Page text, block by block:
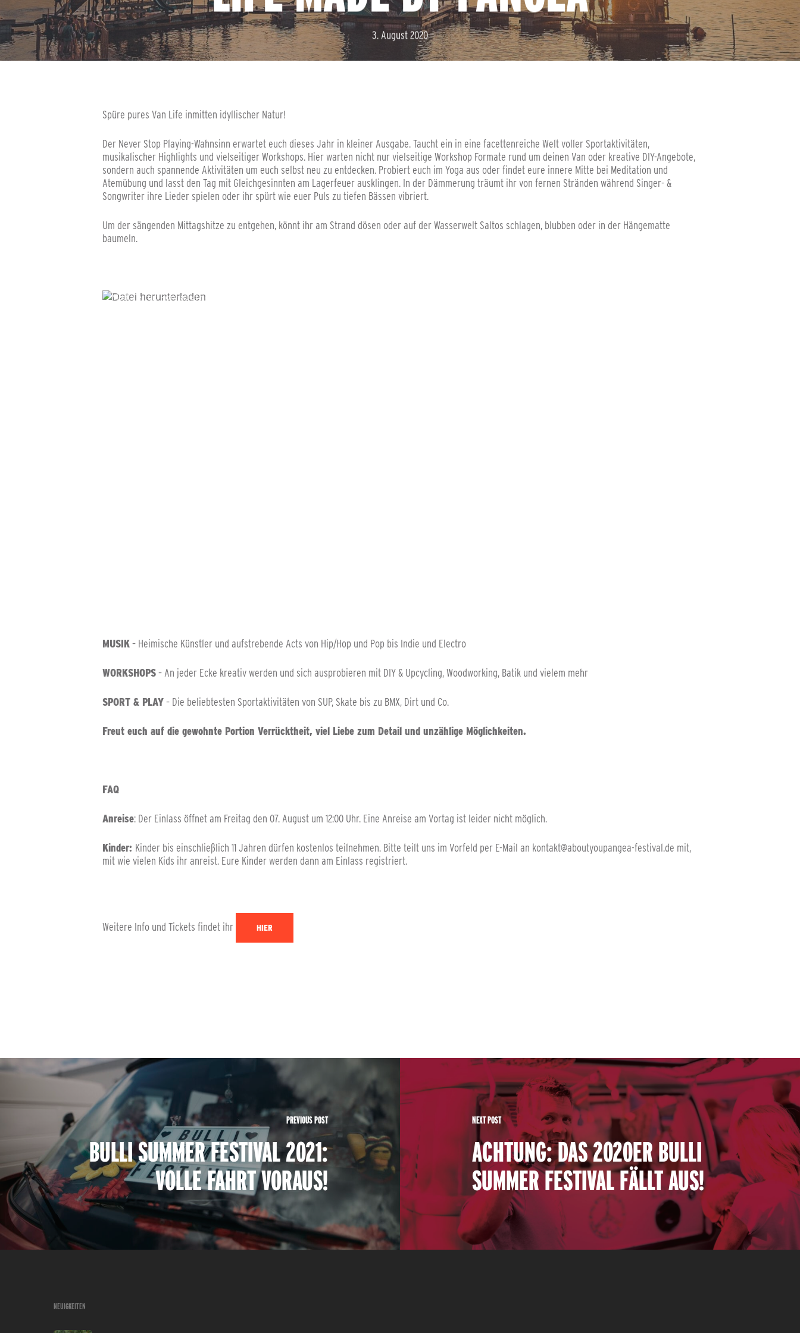
3. August 2020
Spüre pures Van Life inmitten idyllischer Natur!
Der Never Stop Playing-Wahnsinn erwartet euch dieses Jahr in kleiner Ausgabe. Taucht ein in eine facettenreiche Welt voller Sportaktivitäten,
musikalischer Highlights und vielseitiger Workshops. Hier warten nicht nur vielseitige Workshop Formate rund um deinen Van oder kreative DIY-Angebote,
sondern auch spannende Aktivitäten um euch selbst neu zu entdecken. Probiert euch im Yoga aus oder findet eure innere Mitte bei Meditation und
Atemübung und lasst den Tag mit Gleichgesinnten am Lagerfeuer ausklingen. In der Dämmerung träumt ihr von fernen Stränden während Singer- &
Songwriter ihre Lieder spielen oder ihr spürt wie euer Puls zu tiefen Bässen vibriert.
Um der sängenden Mittagshitze zu entgehen, könnt ihr am Strand dösen oder auf der Wasserwelt Saltos schlagen, blubben oder in der Hängematte
baumeln.
Video-
Media error: Format(s) not supported or source(s) not found
MUSIK– Heimische Künstler und aufstrebende Acts von Hip/Hop und Pop bis Indie und Electro
WORKSHOPS– An jeder Ecke kreativ werden und sich ausprobieren mit DIY & Upcycling, Woodworking, Batik und vielem mehr
SPORT & PLAY– Die beliebtesten Sportaktivitäten von SUP, Skate bis zu BMX, Dirt und Co.
Freut euch auf die gewohnte Portion Verrücktheit, viel Liebe zum Detail und unzählige Möglichkeiten.
FAQ
Anreise: Der Einlass öffnet am Freitag den 07. August um 12:00 Uhr. Eine Anreise am Vortag ist leider nicht möglich.
Kinder: Kinder bis einschließlich 11 Jahren dürfen kostenlos teilnehmen. Bitte teilt uns im Vorfeld per E-Mail an kontakt@aboutyoupangea-festival.de mit,
mit wie vielen Kids ihr anreist. Eure Kinder werden dann am Einlass registriert.
Weitere Info und Tickets findet ihr HIER
PREVIOUS POST
BULLI SUMMER FESTIVAL 2021:
VOLLE FAHRT VORAUS!
NEXT POST
ACHTUNG: DAS 2020ER BULLI
SUMMER FESTIVAL FÄLLT AUS!
NEUIGKEITEN